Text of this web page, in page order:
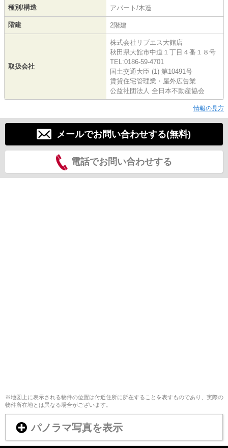
種別/構造 アパート/木造
階建 2階建
取扱会社
株式会社リブエス大館店
秋田県大館市中道１丁目４番１８号
TEL:0186-59-4701
国土交通大臣 (1) 第10491号
賃貸住宅管理業・屋外広告業
公益社団法人 全日本不動産協会
情報の見方
メールでお問い合わせする(無料)
電話でお問い合わせする
※地図上に表示される物件の位置は付近住所に所在することを表すものであり、実際の
物件所在地とは異なる場合がございます。
パノラマ写真を表示